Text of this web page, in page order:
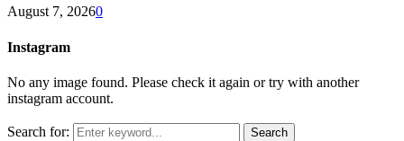
August 7, 20260
Instagram
No any image found. Please check it again or try with another
instagram account.
Search for: Search